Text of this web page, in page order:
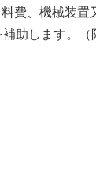
費、機械装置
助します。（